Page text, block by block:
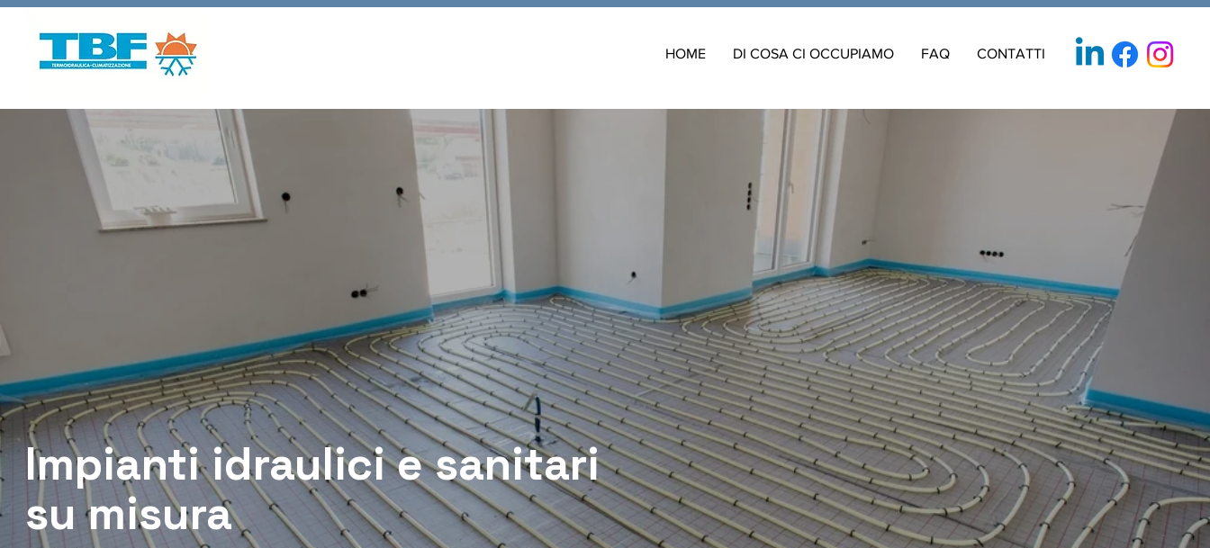
HOME DI COSA CI OCCUPIAMO FAQ CONTATTI
Impianti idraulici e sanitari
su misura